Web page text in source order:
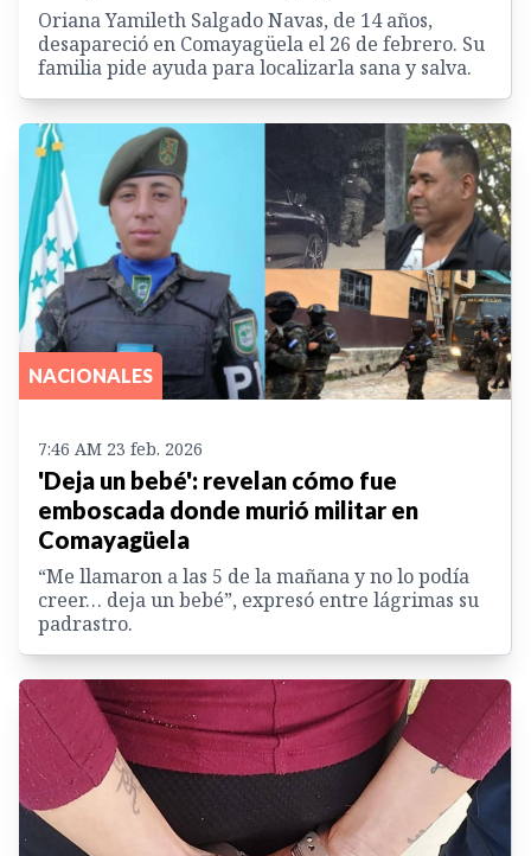
Oriana Yamileth Salgado Navas, de 14 años,
desapareció en Comayagüela el 26 de febrero. Su
familia pide ayuda para localizarla sana y salva.
NACIONALES
7:46 AM 23 feb. 2026
'Deja un bebé': revelan cómo fue
emboscada donde murió militar en
Comayagüela
“Me llamaron a las 5 de la mañana y no lo podía
creer… deja un bebé”, expresó entre lágrimas su
padrastro.